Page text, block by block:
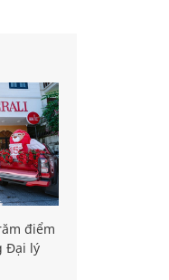
điểm
Đại lý